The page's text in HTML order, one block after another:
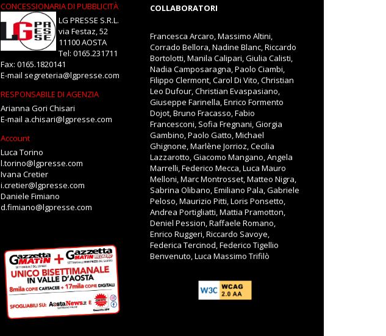
CONCESSIONARIA DI PUBBLICITÀ
LG PRESSE S.R.L.
via Festaz, 52
11100 AOSTA
Tel: 0165.231711
Fax: 0165.1820141
E-mail segreteria@lgpresse.com
RESPONSABILE DI AGENZIA
Arianna Gori Chisari
E-mail a.chisari@lgpresse.com
Account
Luca Torino
l.torino@lgpresse.com
Ivana Cretier
i.cretier@lgpresse.com
Daniele Fimiano
d.fimiano@lgpresse.com
COLLABORATORI
Francesca Arcaro, Massimo Altini,
Corrado Bellora, Nadine Blanc, Riccardo
Bortolotti, Manila Calipari, Giulia Calisti,
Nadia Camposaragna, Paolo Ciambi,
Filippo Clermont, Carol Di Vito, Christian
Leo Dufour, Christian Evaspasiano,
Giuseppe Farinella, Enrico Formento
Dojot, Bruno Fracasso, Fabio
Francesconi, Sofia Fregnani, Giorgia
Gambino, Paolo Gatto, Michael
Ghignone, Marlène Jorrioz, Cecilia
Lazzarotto, Giacomo Mangano, Angela
Marrelli, Federico Mecca, Luca Mauro
Melloni, Marc Montrosset, Matteo Nigra,
Sabrina Olibano, Emiliano Pala, Gabriele
Peloso, Maurizio Pitti, Loris Ponsetto,
Andrea Portigliatti, Mattia Pramotton,
Deniel Pession, Raffaele Romano,
Enrico Ruggeri, Riccardo Savoye,
Federica Tercinod, Federico Tigellio
Benvenuto, Luca Massimo Trifilò